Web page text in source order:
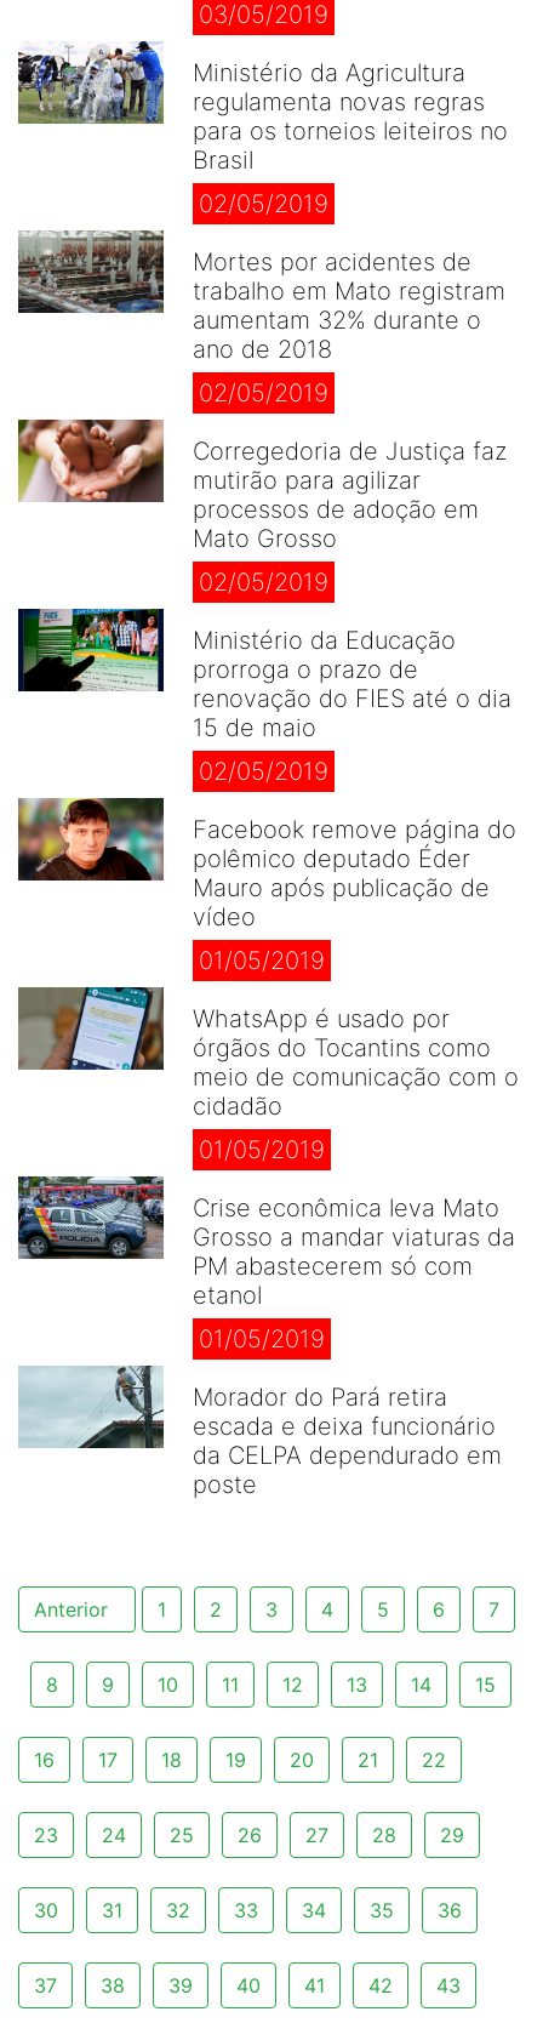
03/05/2019
Ministério da Agricultura
regulamenta novas regras
para os torneios leiteiros no
Brasil
02/05/2019
Mortes por acidentes de
trabalho em Mato registram
aumentam 32% durante o
ano de 2018
02/05/2019
Corregedoria de Justiça faz
mutirão para agilizar
processos de adoção em
Mato Grosso
02/05/2019
Ministério da Educação
prorroga o prazo de
renovação do FIES até o dia
15 de maio
02/05/2019
Facebook remove página do
polêmico deputado Éder
Mauro após publicação de
vídeo
01/05/2019
WhatsApp é usado por
órgãos do Tocantins como
meio de comunicação com o
cidadão
01/05/2019
Crise econômica leva Mato
Grosso a mandar viaturas da
PM abastecerem só com
etanol
01/05/2019
Morador do Pará retira
escada e deixa funcionário
da CELPA dependurado em
poste
Anterior 1 2 3 4 5 6 7
8 9 10 11 12 13 14 15
16 17 18 19 20 21 22
23 24 25 26 27 28 29
30 31 32 33 34 35 36
37 38 39 40 41 42 43